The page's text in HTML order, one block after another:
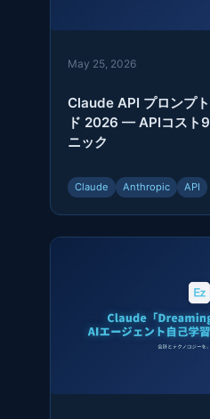
May 25, 2026
Claude API プロンプ
ド 2026 — APIコスト
ニック
Claude Anthropic API